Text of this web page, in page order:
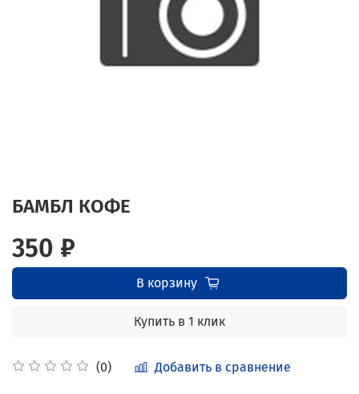
БАМБЛ КОФЕ
(0) Добавить в сравнение
350 ₽
В корзину
Купить в 1 клик